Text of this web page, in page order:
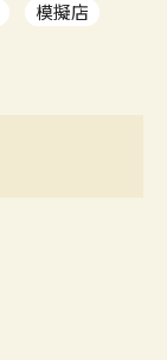
模擬店